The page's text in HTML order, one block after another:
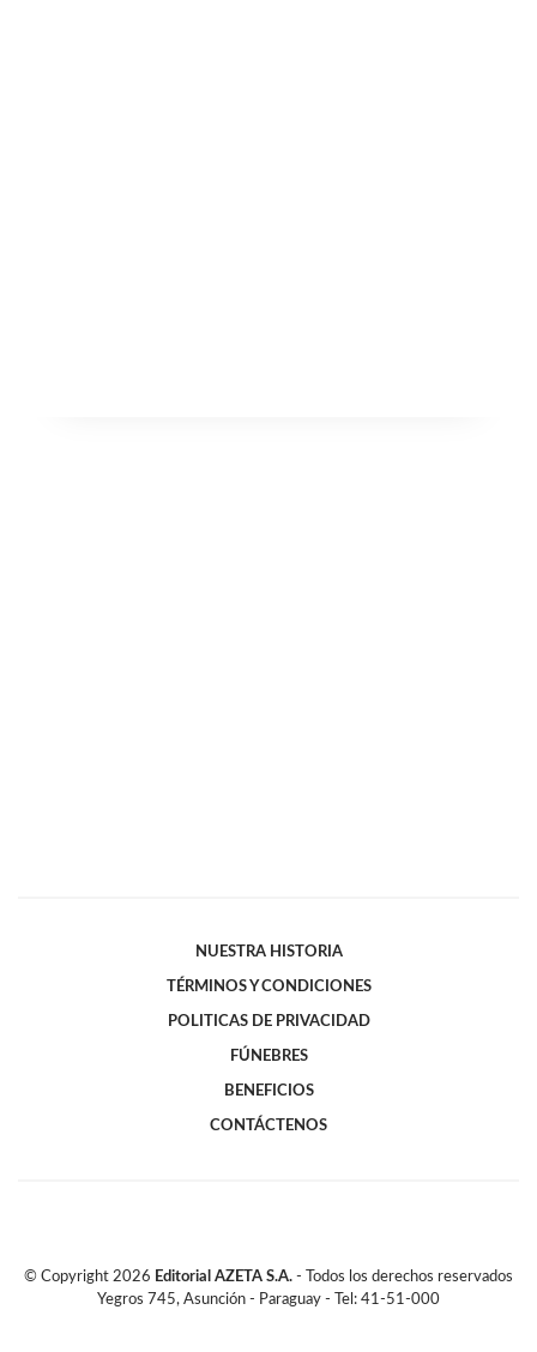
NUESTRA HISTORIA
TÉRMINOS Y CONDICIONES
POLITICAS DE PRIVACIDAD
FÚNEBRES
BENEFICIOS
CONTÁCTENOS
© Copyright 2026 Editorial AZETA S.A. - Todos los derechos reservados
Yegros 745, Asunción - Paraguay - Tel: 41-51-000